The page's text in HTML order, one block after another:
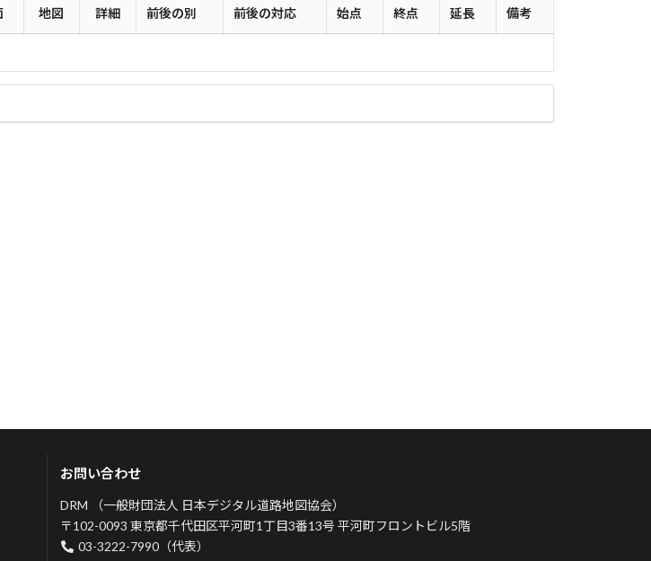
地図 詳細 前後の別 前後の対応 始点 終点 延長 備考
お問い合わせ
DRM （一般財団法人 日本デジタル道路地図協会）
〒102-0093 東京都千代田区平河町1丁目3番13号 平河町フロントビル5階
03-3222-7990（代表）